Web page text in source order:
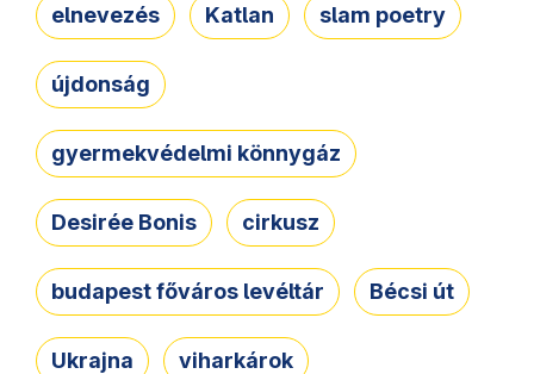
elnevezés Katlan slam poetry
újdonság
gyermekvédelmi könnygáz
Desirée Bonis cirkusz
budapest főváros levéltár Bécsi út
Ukrajna viharkárok